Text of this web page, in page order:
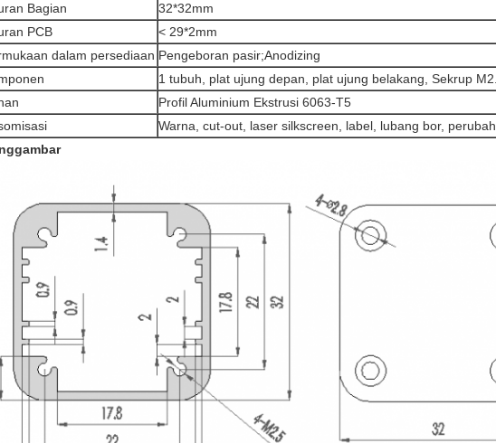
Bagian
32*32mm
PCB
< 29*2mm
dalam persediaan Pengeboran pasir;Anodizing
1 tubuh, plat ujung depan, plat ujung belakang, Sekrup
Profil Aluminium Ekstrusi 6063-T5
Warna, cut-out, laser silkscreen, label, lubang bor,